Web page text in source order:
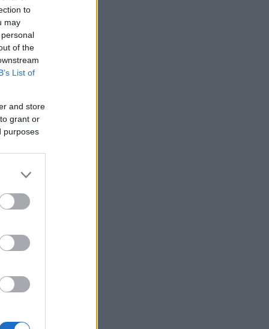
to
may
of the
List of
and store
grant or
purposes
50